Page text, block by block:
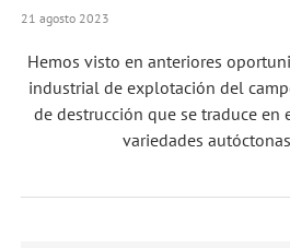
21 agosto 2023
Hemos visto en anteriores
industrial de explotación del
de destrucción que se traduce en
variedades